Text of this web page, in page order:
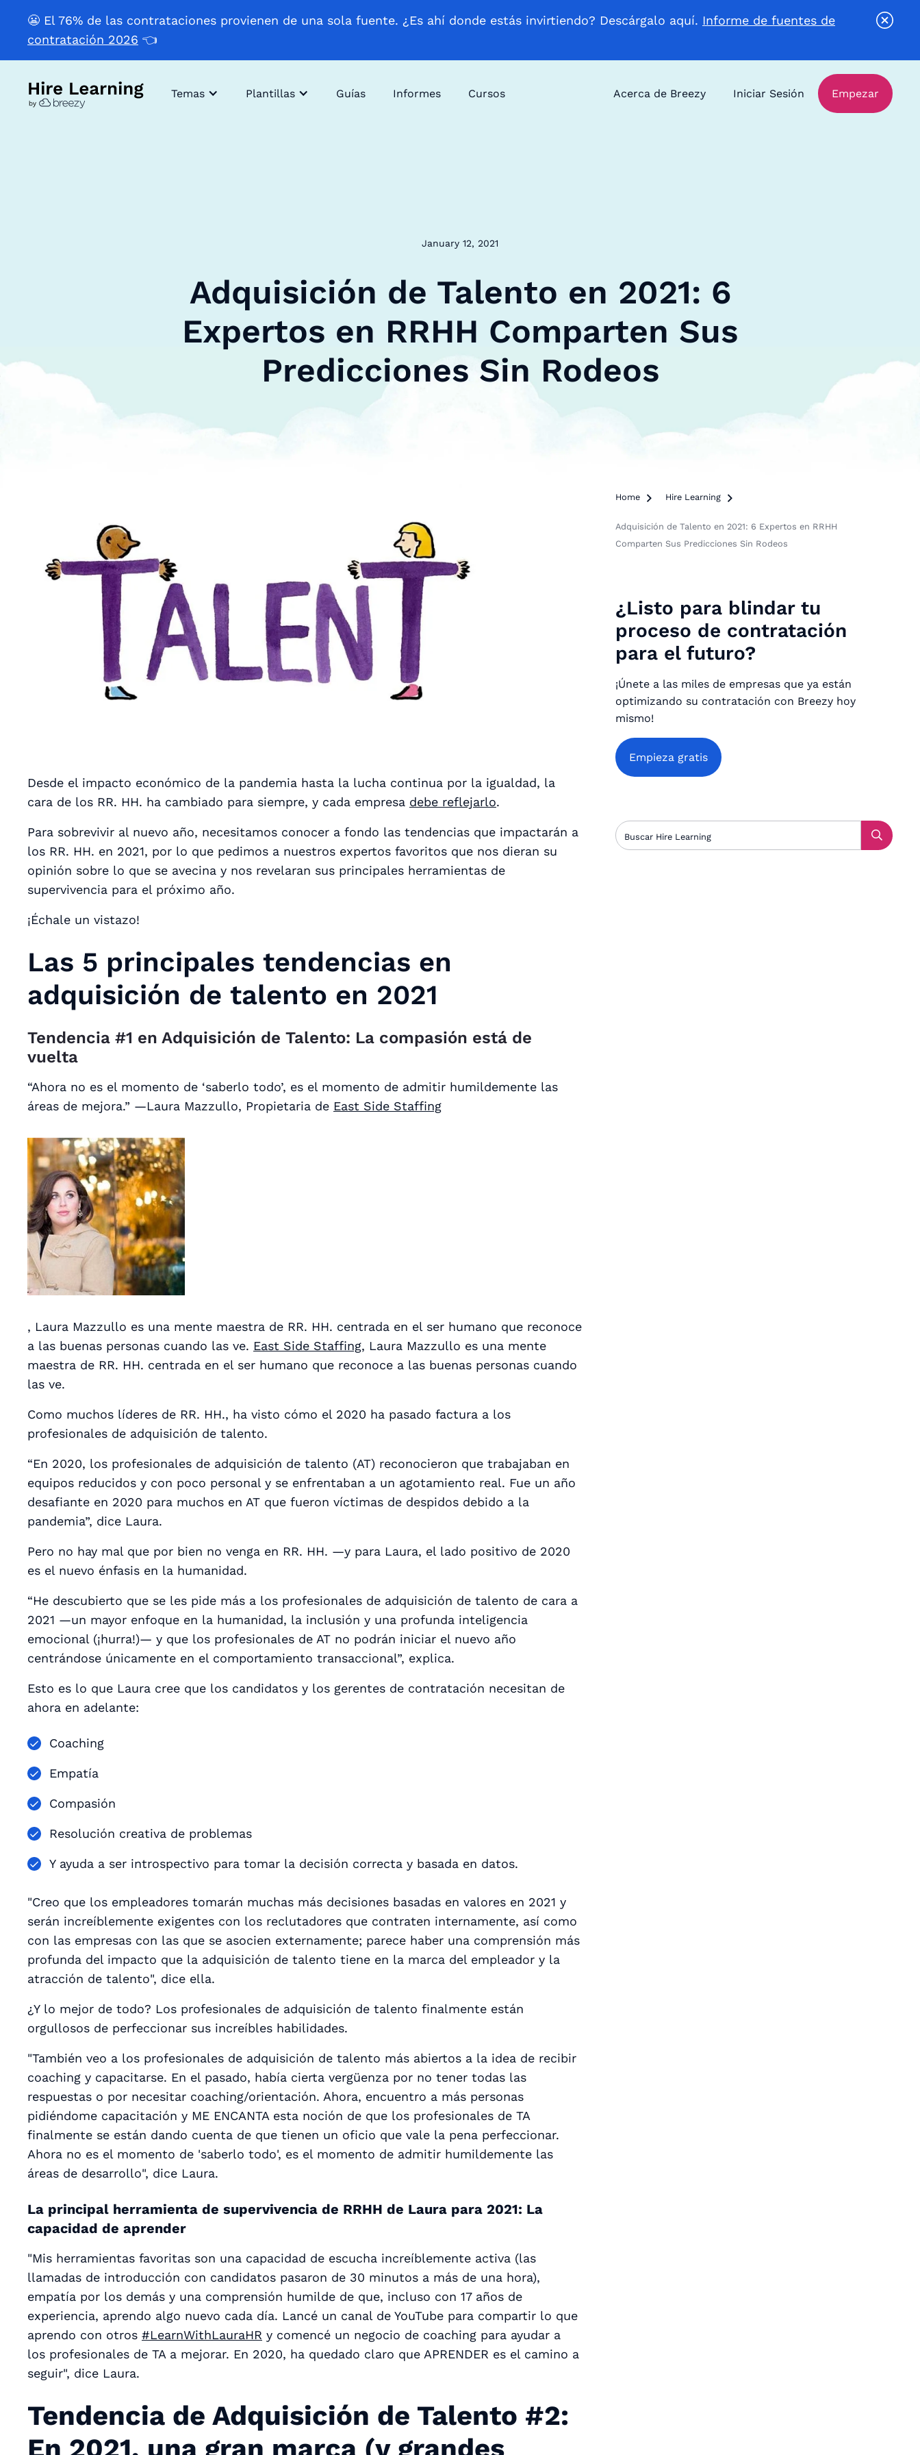
😬 El 76% de las contrataciones provienen de una sola fuente. ¿Es ahí donde estás invirtiendo? Descárgalo aquí. Informe de fuentes de
contratación 2026 👈
Temas Plantillas Guías Informes Cursos Acerca de Breezy Iniciar Sesión Empezar
January 12, 2021
Adquisición de Talento en 2021: 6
Expertos en RRHH Comparten Sus
Predicciones Sin Rodeos
Desde el impacto económico de la pandemia hasta la lucha continua por la igualdad, la
cara de los RR. HH. ha cambiado para siempre, y cada empresa debe reflejarlo.
Para sobrevivir al nuevo año, necesitamos conocer a fondo las tendencias que impactarán a
los RR. HH. en 2021, por lo que pedimos a nuestros expertos favoritos que nos dieran su
opinión sobre lo que se avecina y nos revelaran sus principales herramientas de
supervivencia para el próximo año.
¡Échale un vistazo!
Las 5 principales tendencias en
adquisición de talento en 2021
Tendencia #1 en Adquisición de Talento: La compasión está de
vuelta
“Ahora no es el momento de ‘saberlo todo’, es el momento de admitir humildemente las
áreas de mejora.” —Laura Mazzullo, Propietaria de East Side Staffing
, Laura Mazzullo es una mente maestra de RR. HH. centrada en el ser humano que reconoce
a las buenas personas cuando las ve. East Side Staffing, Laura Mazzullo es una mente
maestra de RR. HH. centrada en el ser humano que reconoce a las buenas personas cuando
las ve.
Como muchos líderes de RR. HH., ha visto cómo el 2020 ha pasado factura a los
profesionales de adquisición de talento.
“En 2020, los profesionales de adquisición de talento (AT) reconocieron que trabajaban en
equipos reducidos y con poco personal y se enfrentaban a un agotamiento real. Fue un año
desafiante en 2020 para muchos en AT que fueron víctimas de despidos debido a la
pandemia”, dice Laura.
Pero no hay mal que por bien no venga en RR. HH. —y para Laura, el lado positivo de 2020
es el nuevo énfasis en la humanidad.
“He descubierto que se les pide más a los profesionales de adquisición de talento de cara a
2021 —un mayor enfoque en la humanidad, la inclusión y una profunda inteligencia
emocional (¡hurra!)— y que los profesionales de AT no podrán iniciar el nuevo año
centrándose únicamente en el comportamiento transaccional”, explica.
Esto es lo que Laura cree que los candidatos y los gerentes de contratación necesitan de
ahora en adelante:
Coaching
Empatía
Compasión
Resolución creativa de problemas
Y ayuda a ser introspectivo para tomar la decisión correcta y basada en datos.
"Creo que los empleadores tomarán muchas más decisiones basadas en valores en 2021 y
serán increíblemente exigentes con los reclutadores que contraten internamente, así como
con las empresas con las que se asocien externamente; parece haber una comprensión más
profunda del impacto que la adquisición de talento tiene en la marca del empleador y la
atracción de talento", dice ella.
¿Y lo mejor de todo? Los profesionales de adquisición de talento finalmente están
orgullosos de perfeccionar sus increíbles habilidades.
"También veo a los profesionales de adquisición de talento más abiertos a la idea de recibir
coaching y capacitarse. En el pasado, había cierta vergüenza por no tener todas las
respuestas o por necesitar coaching/orientación. Ahora, encuentro a más personas
pidiéndome capacitación y ME ENCANTA esta noción de que los profesionales de TA
finalmente se están dando cuenta de que tienen un oficio que vale la pena perfeccionar.
Ahora no es el momento de 'saberlo todo', es el momento de admitir humildemente las
áreas de desarrollo", dice Laura.
La principal herramienta de supervivencia de RRHH de Laura para 2021: La
capacidad de aprender
"Mis herramientas favoritas son una capacidad de escucha increíblemente activa (las
llamadas de introducción con candidatos pasaron de 30 minutos a más de una hora),
empatía por los demás y una comprensión humilde de que, incluso con 17 años de
experiencia, aprendo algo nuevo cada día. Lancé un canal de YouTube para compartir lo que
aprendo con otros #LearnWithLauraHR y comencé un negocio de coaching para ayudar a
los profesionales de TA a mejorar. En 2020, ha quedado claro que APRENDER es el camino a
seguir", dice Laura.
Tendencia de Adquisición de Talento #2:
En 2021, una gran marca (y grandes
Home  Hire Learning 
Adquisición de Talento en 2021: 6 Expertos en RRHH
Comparten Sus Predicciones Sin Rodeos
¿Listo para blindar tu
proceso de contratación
para el futuro?
¡Únete a las miles de empresas que ya están
optimizando su contratación con Breezy hoy
mismo!
Empieza gratis